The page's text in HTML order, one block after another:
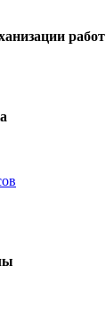
работ